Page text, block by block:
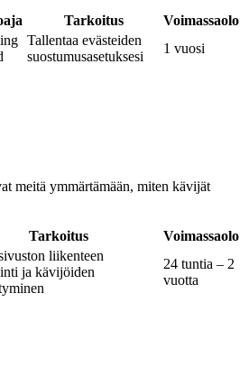
Tarkoitus
Voimassaolo
Tallentaa evästeiden
suostumusasetuksesi
1 vuosi
meitä ymmärtämään, miten kävijät
Tarkoitus
Voimassaolo
liikenteen
ja kävijöiden
24 tuntia – 2
vuotta